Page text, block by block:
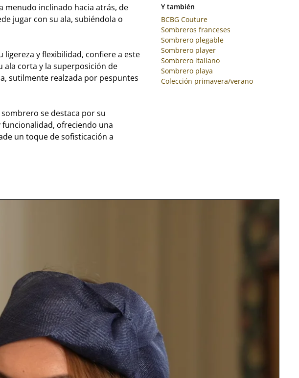
menudo inclinado hacia atrás, de
jugar con su ala, subiéndola o
ligereza y flexibilidad, confiere a este
ala corta y la superposición de
sutilmente realzada por pespuntes
se destaca por su
ofreciendo una
un toque de sofisticación a
Y también
BCBG Couture
Sombreros franceses
Sombrero plegable
Sombrero player
Sombrero italiano
Sombrero playa
Colección primavera/verano